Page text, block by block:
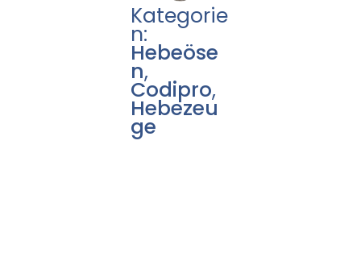
Kategorie
n:
Hebeöse
n,
Codipro,
Hebezeu
ge